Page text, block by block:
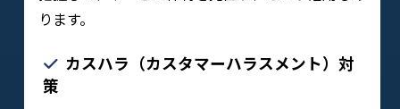
ります。
カスハラ（カスタマーハラスメント）対
策